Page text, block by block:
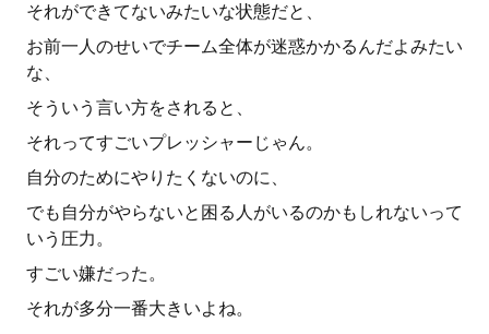
それができてないみたいな状態だと、
お前一人のせいでチーム全体が迷惑かかるんだよみたい
な、
そういう言い方をされると、
それってすごいプレッシャーじゃん。
自分のためにやりたくないのに、
でも自分がやらないと困る人がいるのかもしれないって
いう圧力。
すごい嫌だった。
それが多分一番大きいよね。